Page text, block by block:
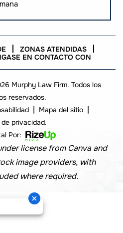
ZONAS ATENDIDAS
EN CONTACTO CON
Murphy Law Firm. Todos los
reservados.
| Mapa del sitio |
privacidad.
Por:
license from Canva and
image providers, with
where required.